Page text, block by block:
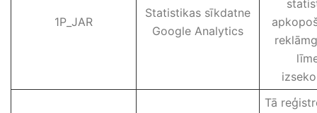
1P_JAR
Statistikas sīkdatne
Google Analytics
Tā